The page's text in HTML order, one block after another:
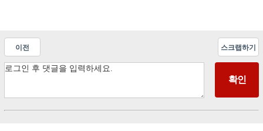
이전 스크랩하기